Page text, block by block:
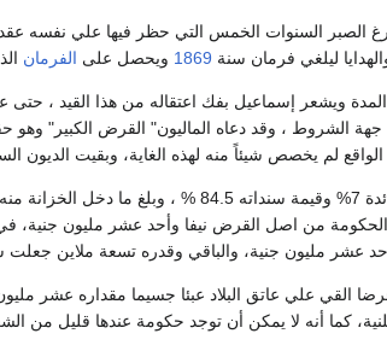
الصبر السنوات الخمس التي حظر فيها علي نفسه
ليلغي فرمان سنة 1869 ويحصل على الفرمان
ويشعر إسماعيل بفك اعتقاله من هذا القيد ،
جهة الشروط ، وقد دعاه الماليون" القرض الكبير"
لم يخصص شيئاً منه لهذه الغاية، وبقيت الديون
عشر مليون جنية، والباقي وقدره تسعة ملاين جعلت
القي علي عاتق البلاد عبئا جسيما مقداره عشر
كما أنه لا يمكن أن توجد حكومة عندها قليل من